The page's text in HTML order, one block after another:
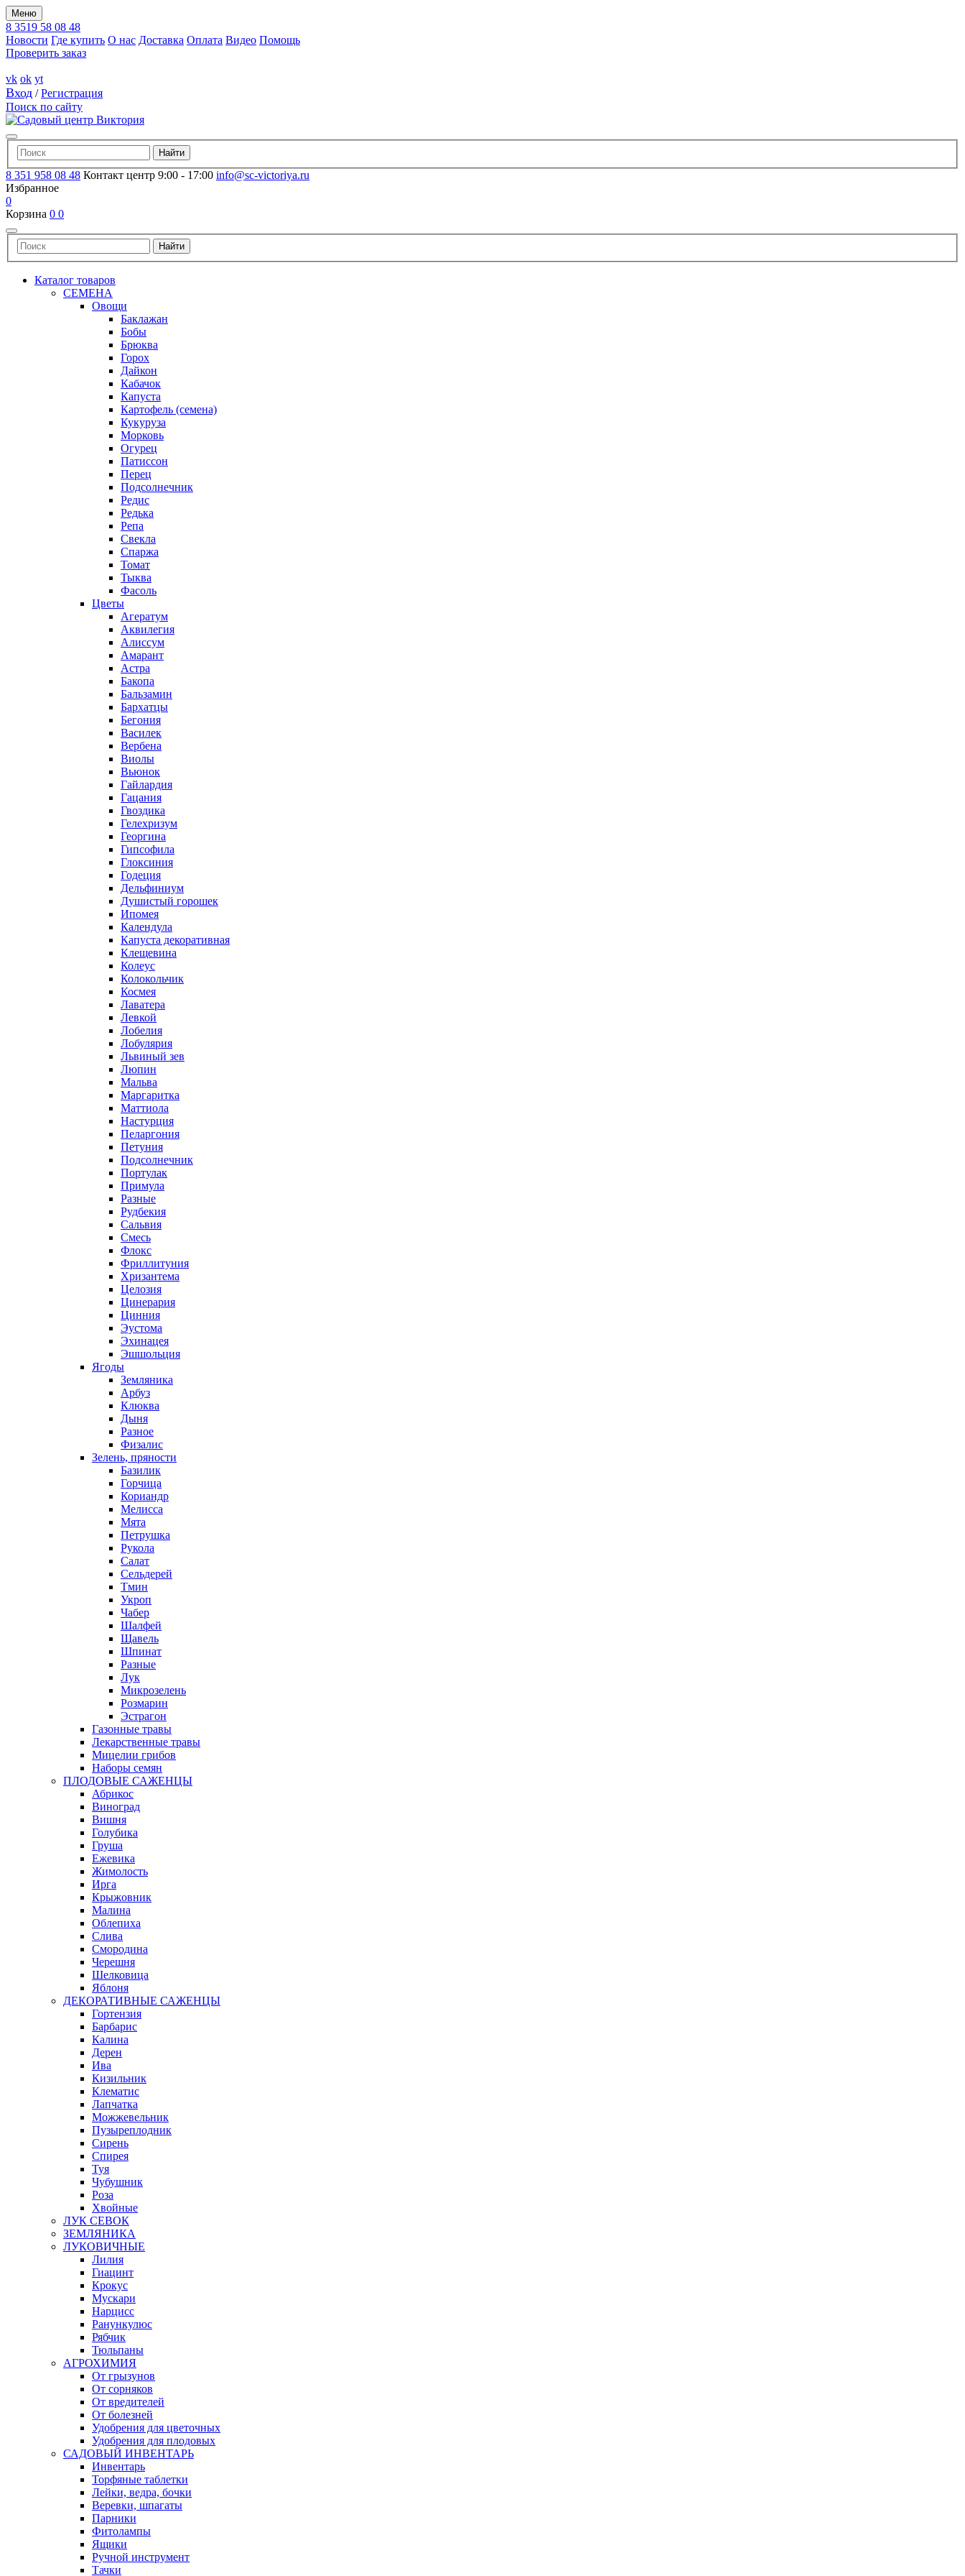
Меню
8 3519 58 08 48
Новости Где купить О нас Доставка Оплата Видео Помощь
Проверить заказ
vk ok yt
Вход /Регистрация
Поиск по сайту
8 351 958 08 48 Контакт центр 9:00 - 17:00 info@sc-victoriya.ru
Избранное
0
Корзина 0 0
Каталог товаров
СЕМЕНА
Овощи
Баклажан
Бобы
Брюква
Горох
Дайкон
Кабачок
Капуста
Картофель (семена)
Кукуруза
Морковь
Огурец
Патиссон
Перец
Подсолнечник
Редис
Редька
Репа
Свекла
Спаржа
Томат
Тыква
Фасоль
Цветы
Агератум
Аквилегия
Алиссум
Амарант
Астра
Бакопа
Бальзамин
Бархатцы
Бегония
Василек
Вербена
Виолы
Вьюнок
Гайлардия
Гацания
Гвоздика
Гелехризум
Георгина
Гипсофила
Глоксиния
Годеция
Дельфиниум
Душистый горошек
Ипомея
Календула
Капуста декоративная
Клещевина
Колеус
Колокольчик
Космея
Лаватера
Левкой
Лобелия
Лобулярия
Львиный зев
Люпин
Мальва
Маргаритка
Маттиола
Настурция
Пеларгония
Петуния
Подсолнечник
Портулак
Примула
Разные
Рудбекия
Сальвия
Смесь
Флокс
Фриллитуния
Хризантема
Целозия
Цинерария
Цинния
Эустома
Эхинацея
Эшшольция
Ягоды
Земляника
Арбуз
Клюква
Дыня
Разное
Физалис
Зелень, пряности
Базилик
Горчица
Кориандр
Мелисса
Мята
Петрушка
Рукола
Салат
Сельдерей
Тмин
Укроп
Чабер
Шалфей
Щавель
Шпинат
Разные
Лук
Микрозелень
Розмарин
Эстрагон
Газонные травы
Лекарственные травы
Мицелии грибов
Наборы семян
ПЛОДОВЫЕ САЖЕНЦЫ
Абрикос
Виноград
Вишня
Голубика
Груша
Ежевика
Жимолость
Ирга
Крыжовник
Малина
Облепиха
Слива
Смородина
Черешня
Шелковица
Яблоня
ДЕКОРАТИВНЫЕ САЖЕНЦЫ
Гортензия
Барбарис
Калина
Дерен
Ива
Кизильник
Клематис
Лапчатка
Можжевельник
Пузыреплодник
Сирень
Спирея
Туя
Чубушник
Роза
Хвойные
ЛУК СЕВОК
ЗЕМЛЯНИКА
ЛУКОВИЧНЫЕ
Лилия
Гиацинт
Крокус
Мускари
Нарцисс
Ранункулюс
Рябчик
Тюльпаны
АГРОХИМИЯ
От грызунов
От сорняков
От вредителей
От болезней
Удобрения для цветочных
Удобрения для плодовых
САДОВЫЙ ИНВЕНТАРЬ
Инвентарь
Торфяные таблетки
Лейки, ведра, бочки
Веревки, шпагаты
Парники
Фитолампы
Ящики
Ручной инструмент
Тачки